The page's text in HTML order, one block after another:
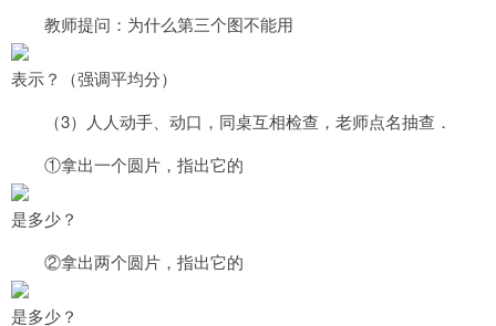
教师提问：为什么第三个图不能用
表示？（强调平均分）
（3）人人动手、动口，同桌互相检查，老师点名抽查．
①拿出一个圆片，指出它的
是多少？
②拿出两个圆片，指出它的
是多少？